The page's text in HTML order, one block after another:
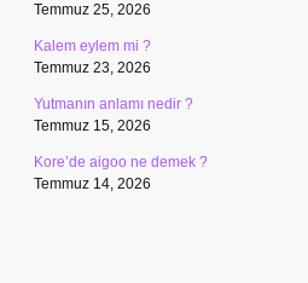
Temmuz 25, 2026
Kalem eylem mi ?
Temmuz 23, 2026
Yutmanın anlamı nedir ?
Temmuz 15, 2026
Kore’de aigoo ne demek ?
Temmuz 14, 2026